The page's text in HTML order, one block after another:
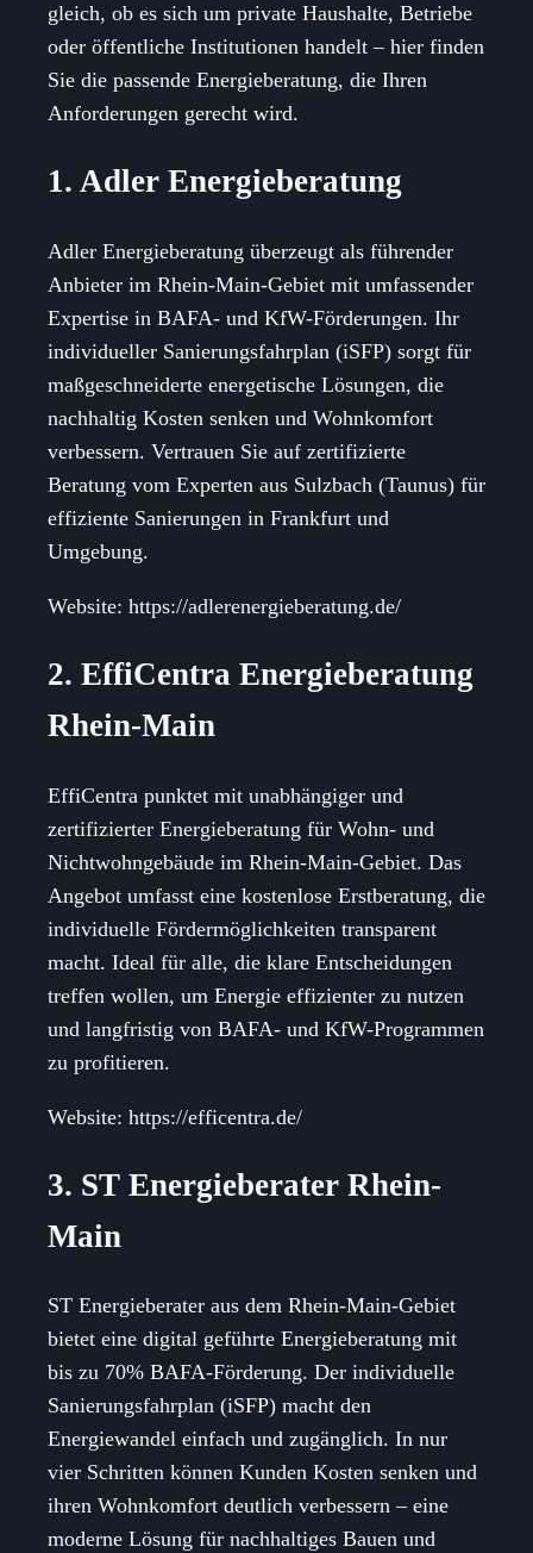
gleich, ob es sich um private Haushalte, Betriebe
oder öffentliche Institutionen handelt – hier finden
Sie die passende Energieberatung, die Ihren
Anforderungen gerecht wird.
1. Adler Energieberatung
Adler Energieberatung überzeugt als führender
Anbieter im Rhein-Main-Gebiet mit umfassender
Expertise in BAFA- und KfW-Förderungen. Ihr
individueller Sanierungsfahrplan (iSFP) sorgt für
maßgeschneiderte energetische Lösungen, die
nachhaltig Kosten senken und Wohnkomfort
verbessern. Vertrauen Sie auf zertifizierte
Beratung vom Experten aus Sulzbach (Taunus) für
effiziente Sanierungen in Frankfurt und
Umgebung.
Website: https://adlerenergieberatung.de/
2. EffiCentra Energieberatung
Rhein-Main
EffiCentra punktet mit unabhängiger und
zertifizierter Energieberatung für Wohn- und
Nichtwohngebäude im Rhein-Main-Gebiet. Das
Angebot umfasst eine kostenlose Erstberatung, die
individuelle Fördermöglichkeiten transparent
macht. Ideal für alle, die klare Entscheidungen
treffen wollen, um Energie effizienter zu nutzen
und langfristig von BAFA- und KfW-Programmen
zu profitieren.
Website: https://efficentra.de/
3. ST Energieberater Rhein-
Main
ST Energieberater aus dem Rhein-Main-Gebiet
bietet eine digital geführte Energieberatung mit
bis zu 70% BAFA-Förderung. Der individuelle
Sanierungsfahrplan (iSFP) macht den
Energiewandel einfach und zugänglich. In nur
vier Schritten können Kunden Kosten senken und
ihren Wohnkomfort deutlich verbessern – eine
moderne Lösung für nachhaltiges Bauen und